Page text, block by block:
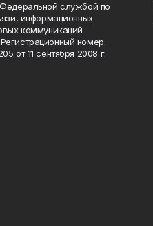
службой по
информационных
коммуникаций
номер:
от 11 сентября 2008 г.